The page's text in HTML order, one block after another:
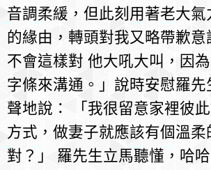
音調柔緩，但此刻用著老大氣
的緣由，轉頭對我又略帶歉意
不會這樣對 他大吼大叫，因
字條來溝通。」說時安慰羅先
聲地說： 「我很留意家裡彼
方式，做妻子就應該有個溫柔
對？」 羅先生立馬聽懂，哈